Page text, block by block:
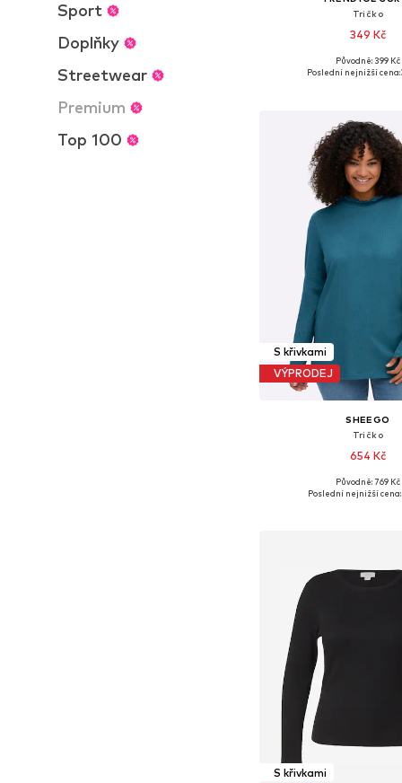
Sport
Doplňky
Streetwear
Premium
Top 100
Tričko
349 Kč
Dostupné velikosti: XL,
Původně: 399 Kč
Poslední nejnižší cena:
S křivkami
VÝPRODEJ
SHEEGO
Tričko
654 Kč
Dostupné velikosti: L,
Původně: 769 Kč
Poslední nejnižší cena:
S křivkami